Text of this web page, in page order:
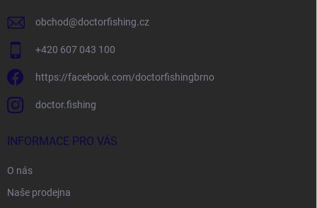
obchod@doctorfishing.cz
+420 607 043 100
https://facebook.com/doctorfishingbrno
doctor.fishing
INFORMACE PRO VÁS
O nás
Naše prodejna